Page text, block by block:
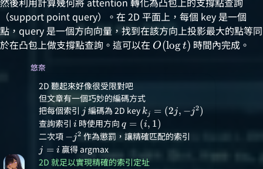
= 2
（support point query）。在 2D 平面上，每個 key 是一個
點，query 是一個方向向量，找到在該方向上投影最大的點等同
於在凸包上做支撐點查詢。這可以在 \relax
O(logt) 時間內完成。
悠奈
2D 聽起來好像很受限對吧
但文章有一個巧妙的編碼方式
把每個索引 \relax
j
j 編碼為 2D key\relax
k_j =
(2j, -
kj = (2j, −j2)
查詢索引 \relax
i
i 時使用方向 \relax
q = (i,
q = (i, 1)
二次項 \relax
-j^2
−j2 作為懲罰，讓精確匹配的索引
j = i 贏得 argmax
2D 就足以實現精確的索引定址